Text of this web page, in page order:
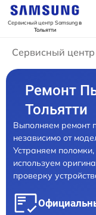
Сервисный центр Samsungв
Тольятти
Сервисный
Ремонт
Тольятти
Выполняем ремонт
независимо от
Устраняем
используем
проверку